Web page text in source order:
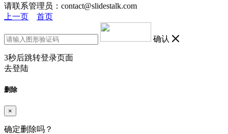
请联系管理员：contact@slidestalk.com
上一页
首页
确认
3秒后跳转登录页面
去登陆
删除
×
确定删除吗？